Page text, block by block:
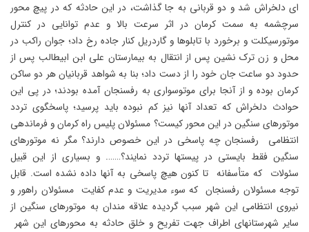
ای دلخراش شد و دو قربانی به جا گذاشت، در این حادثه که در پیچ محور
سرچشمه به سمت کرمان در اثر سرعت بالا و عدم توانایی در کنترل
موتورسیکلت و برخورد با تابلوها و گاردریل کنار جاده رخ داد؛ جوان راکب در
محل و زن ترک نشین پس از انتقال به بیمارستان علی ابن ابیطالب پس از
حدود دو ساعت جان خود را از دست داد؛ بنا به شواهد قربانیان هر دو ساکن
کرمان بوده و از آنجا برای موتوسواری به رفسنجان آمده بودند؛ در پی این
حوادث دلخراش که تعداد آنها نیز کم نبوده باید پرسید؛ پاسخگوی تردد
موتورهای سنگین در این محور کیست؟ مسئولان پلیس راه کرمان و فرماندهی
انتظامی رفسنجان چه پاسخی در این خصوص دارند؟ مگر نه موتورهای
سنگین فقط بایستی در پیستها تردد نمایند؟……. و بسیاری از این قبیل
سئولات که متأسفانه تا کنون هیچ پاسخی به آنها داده نشده است. قابل
توجه مسئولان رفسنجان که سوء مدیریت و عدم کفایت مسئولان راهور و
نیروی انتظامی این شهر سبب گردیده علاقه مندان به موتورهای سنگین از
سایر شهرستانهای اطراف جهت تفریح و خلق حادثه به محورهای این شهر